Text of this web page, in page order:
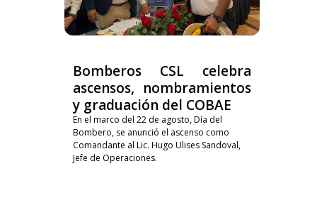
Bomberos CSL celebra
ascensos, nombramientos
y graduación del COBAE
En el marco del 22 de agosto, Día del
Bombero, se anunció el ascenso como
Comandante al Lic. Hugo Ulises Sandoval,
Jefe de Operaciones.